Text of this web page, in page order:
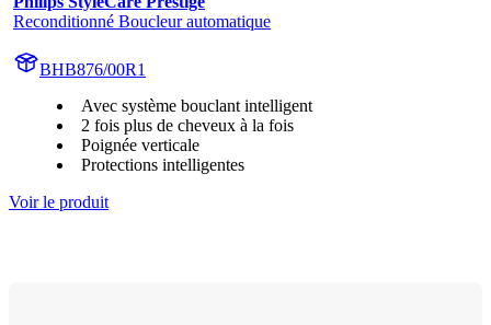
Reconditionné Boucleur automatique
BHB876/00R1
Avec système bouclant intelligent
2 fois plus de cheveux à la fois
Poignée verticale
Protections intelligentes
Voir le produit